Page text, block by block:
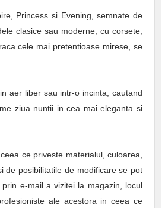
Princess si Evening, semnate de
clasice sau moderne, cu corsete,
cele mai pretentioase mirese, se
aer liber sau intr-o incinta, cautand
ziua nuntii in cea mai eleganta si
ce priveste materialul, culoarea,
de posibilitatile de modificare se pot
e-mail a vizitei la magazin, locul
ale acestora in ceea ce